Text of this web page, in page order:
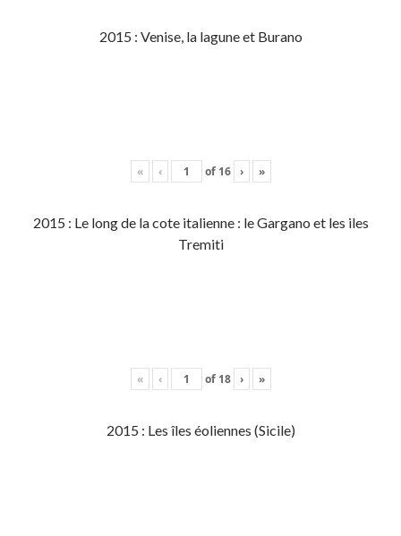
2015 : Venise, la lagune et Burano
« ‹ of 16 › »
2015 : Le long de la cote italienne : le Gargano et les iles
Tremiti
« ‹ of 18 › »
2015 : Les îles éoliennes (Sicile)